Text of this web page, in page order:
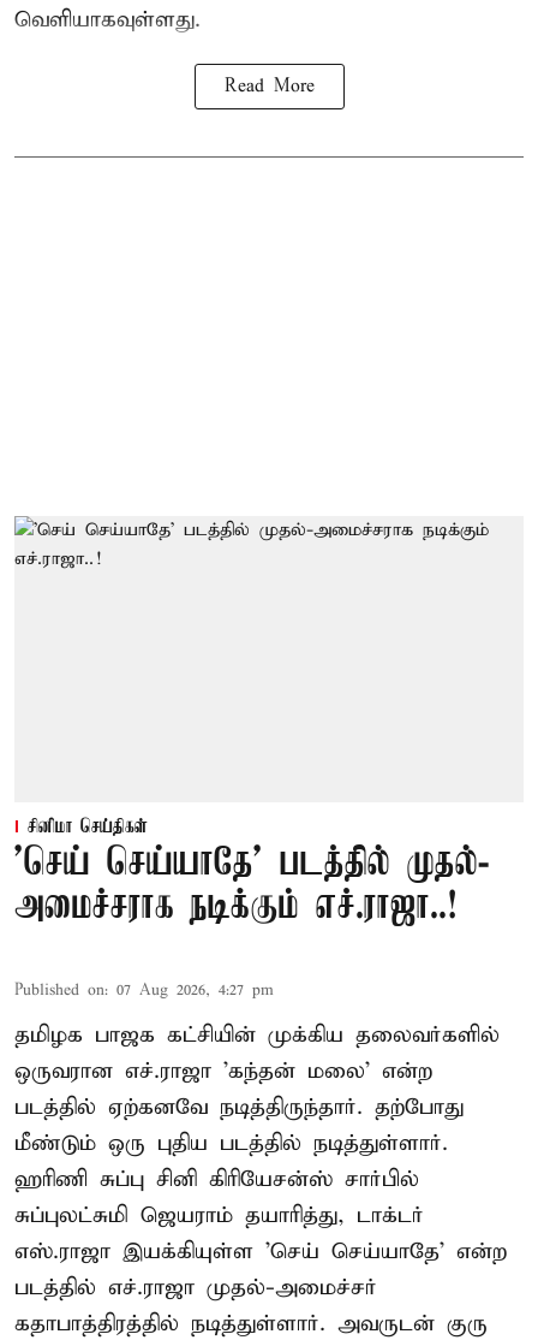
வெளியாகவுள்ளது.
Read More
சினிமா செய்திகள்
'செய் செய்யாதே' படத்தில் முதல்-
அமைச்சராக நடிக்கும் எச்.ராஜா..!
Published on: 07 Aug 2026, 4:27 pm
தமிழக பாஜக கட்சியின் முக்கிய தலைவர்களில்
ஒருவரான எச்.ராஜா 'கந்தன் மலை' என்ற
படத்தில் ஏற்கனவே நடித்திருந்தார். தற்போது
மீண்டும் ஒரு புதிய படத்தில் நடித்துள்ளார்.
ஹரிணி சுப்பு சினி கிரியேசன்ஸ் சார்பில்
சுப்புலட்சுமி ஜெயராம் தயாரித்து, டாக்டர்
எஸ்.ராஜா இயக்கியுள்ள 'செய் செய்யாதே' என்ற
படத்தில் எச்.ராஜா முதல்-அமைச்சர்
கதாபாத்திரத்தில் நடித்துள்ளார். அவருடன் குரு